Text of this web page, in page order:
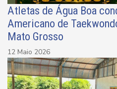
Atletas de Água Boa
Americano de
Mato Grosso
12 Maio 2026